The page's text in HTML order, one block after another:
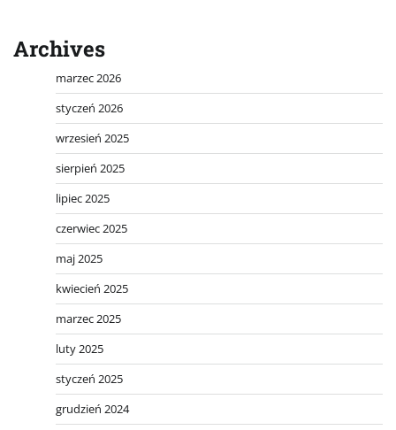
Archives
marzec 2026
styczeń 2026
wrzesień 2025
sierpień 2025
lipiec 2025
czerwiec 2025
maj 2025
kwiecień 2025
marzec 2025
luty 2025
styczeń 2025
grudzień 2024